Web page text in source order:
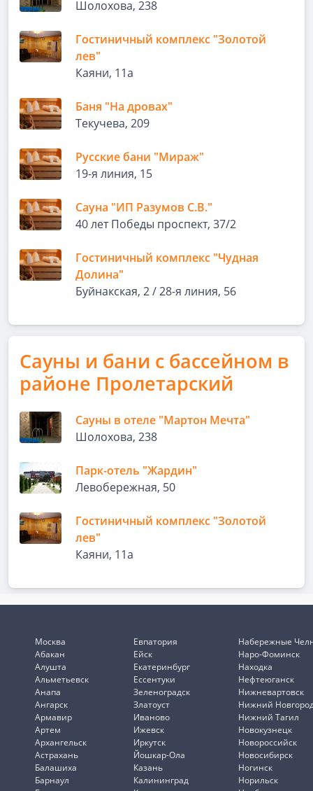
Шолохова, 238
Гостиничный комплекс "Золотой
лев"
Каяни, 11а
Баня "На дровах"
Текучева, 209
Русские бани "Мираж"
19-я линия, 15
Сауна "ИП Разумов С.В."
40 лет Победы проспект, 37/2
Гостиничный комплекс "Чудная
Долина"
Буйнакская, 2 / 28-я линия, 56
Сауны и бани с бассейном в
районе Пролетарский
Сауны в отеле "Мартон Мечта"
Шолохова, 238
Парк-отель "Жардин"
Левобережная, 50
Гостиничный комплекс "Золотой
лев"
Каяни, 11а
Москва
Абакан
Алушта
Альметьевск
Анапа
Ангарск
Армавир
Артем
Архангельск
Астрахань
Балашиха
Барнаул
Евпатория
Ейск
Екатеринбург
Ессентуки
Зеленоградск
Златоуст
Иваново
Ижевск
Иркутск
Йошкар-Ола
Казань
Калининград
Набережные
Наро-Фоминск
Находка
Нефтеюганск
Нижневартовск
Нижний
Нижний Тагил
Новокузнецк
Новороссийск
Новосибирск
Ногинск
Норильск